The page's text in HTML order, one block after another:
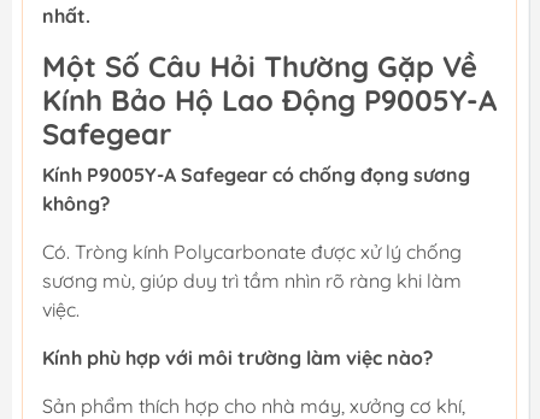
nhất.
Một Số Câu Hỏi Thường Gặp Về
Kính Bảo Hộ Lao Động P9005Y-A
Safegear
Kính P9005Y-A Safegear có chống đọng sương
không?
Có. Tròng kính Polycarbonate được xử lý chống
sương mù, giúp duy trì tầm nhìn rõ ràng khi làm
việc.
Kính phù hợp với môi trường làm việc nào?
Sản phẩm thích hợp cho nhà máy, xưởng cơ khí,